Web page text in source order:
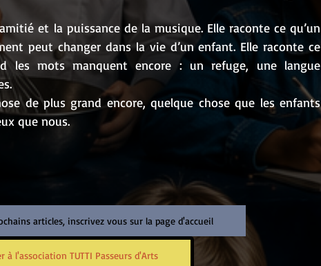
et la puissance de la musique. Elle raconte ce qu’un
peut changer dans la vie d’un enfant. Elle raconte ce
les mots manquent encore : un refuge, une langue
de plus grand encore, quelque chose que les enfants
que nous.
articles, inscrivez vous sur la page d'accueil
à l'association TUTTI Passeurs d'Arts